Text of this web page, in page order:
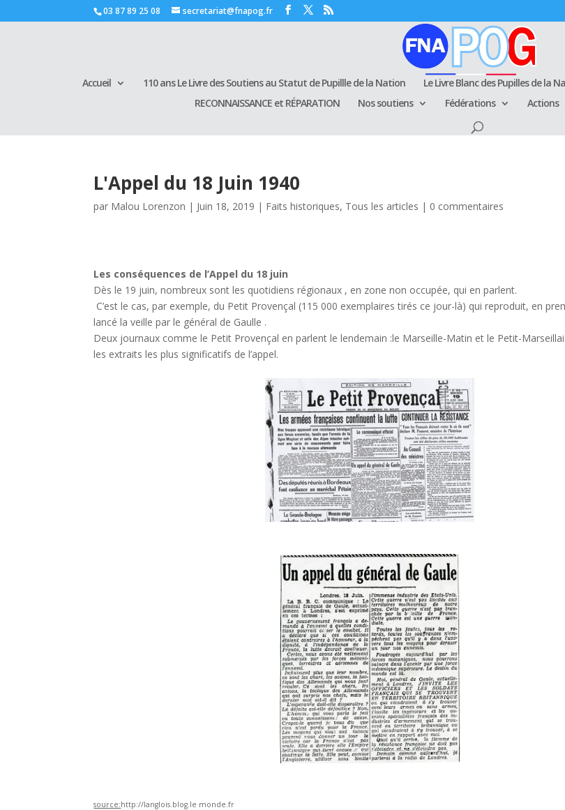
03 87 89 25 08 secretariat@fnapog.fr
Accueil 110 ans Le Livre des Soutiens au Statut de Pupillle de la Nation Le Livre Blanc des Pupilles de la
RECONNAISSANCE et RÉPARATION
Nos soutiens Fédérations Actions
L'Appel du 18 Juin 1940
par Malou Lorenzon | Juin 18, 2019 | Faits historiques, Tous les articles | 0 commentaires
Les conséquences de l’Appel du 18 juin
Dès le 19 juin, nombreux sont les quotidiens régionaux , en zone non occupée, qui en parlent.
C’est le cas, par exemple, du Petit Provençal (115 000 exemplaires tirés ce jour-là) qui reproduit, en
lancé la veille par le général de Gaulle .
Deux journaux comme le Petit Provençal en parlent le lendemain :le Marseille-Matin et le Petit-
les extraits les plus significatifs de l’appel.
source:http://langlois.blog.le monde.fr